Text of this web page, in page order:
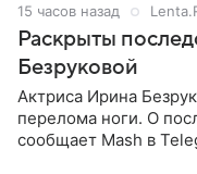
15 часов назад
Раскрыты
Безруковой
Актриса Ирина
перелома ноги. О
сообщает Mash в